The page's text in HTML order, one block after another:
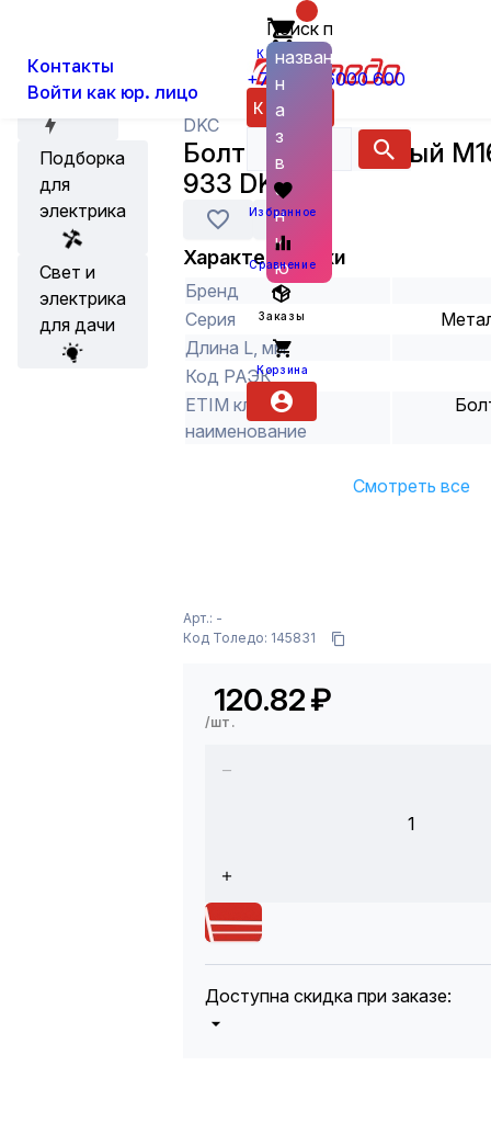
Контакты
Войти как юр. лицо
Корзина
+7 (800) 6000 600
Каталог
Поиск по
названию
н
а
з
в
а
н
и
ю
Избранное
Сравнение
Заказы
Корзина
Акции
Подборка
для
электрика
Свет и
электрика
для дачи
Кабельная арматура
DKC
Болт шестигранный
933 DKC
Характеристики
Бренд
Серия
Длина L, мм
Код РАЭК
ETIM класс
наименование
Смотреть все
Арт.: -
Код Толедо: 145831
120.82₽
/шт.
1
Доступна скидка при заказе: